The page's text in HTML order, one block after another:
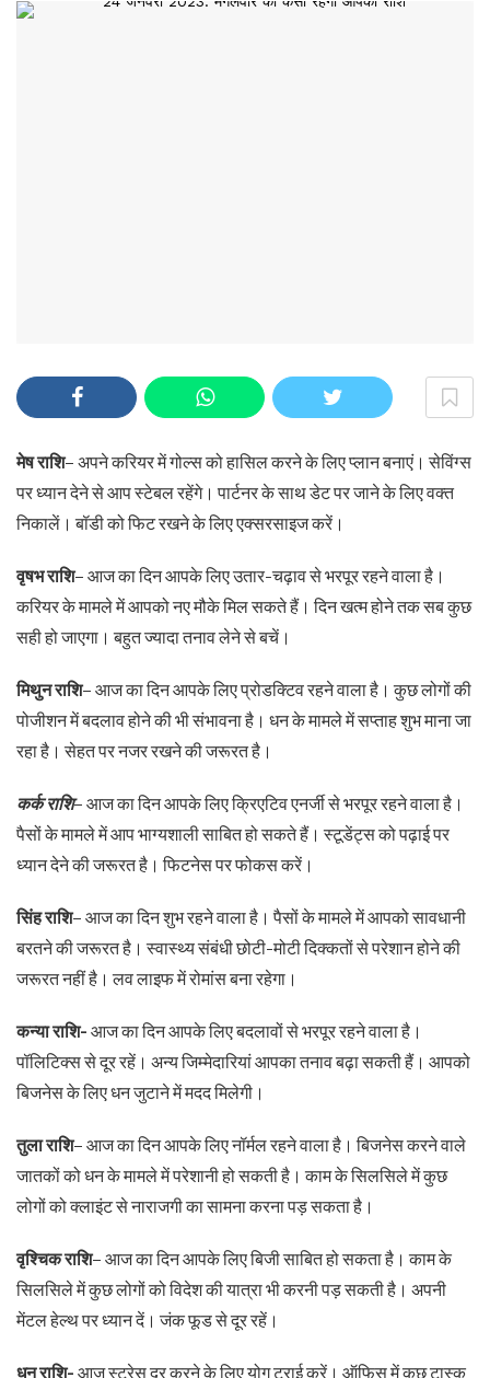
मेष राशि– अपने करियर में गोल्स को हासिल करने के लिए प्लान बनाएं। सेविंग्स
पर ध्यान देने से आप स्टेबल रहेंगे। पार्टनर के साथ डेट पर जाने के लिए वक्त
निकालें। बॉडी को फिट रखने के लिए एक्सरसाइज करें।
वृषभ राशि– आज का दिन आपके लिए उतार-चढ़ाव से भरपूर रहने वाला है।
करियर के मामले में आपको नए मौके मिल सकते हैं। दिन खत्म होने तक सब कुछ
सही हो जाएगा। बहुत ज्यादा तनाव लेने से बचें।
मिथुन राशि– आज का दिन आपके लिए प्रोडक्टिव रहने वाला है। कुछ लोगों की
पोजीशन में बदलाव होने की भी संभावना है। धन के मामले में सप्ताह शुभ माना जा
रहा है। सेहत पर नजर रखने की जरूरत है।
कर्क राशि– आज का दिन आपके लिए क्रिएटिव एनर्जी से भरपूर रहने वाला है।
पैसों के मामले में आप भाग्यशाली साबित हो सकते हैं। स्टूडेंट्स को पढ़ाई पर
ध्यान देने की जरूरत है। फिटनेस पर फोकस करें।
सिंह राशि– आज का दिन शुभ रहने वाला है। पैसों के मामले में आपको सावधानी
बरतने की जरूरत है। स्वास्थ्य संबंधी छोटी-मोटी दिक्कतों से परेशान होने की
जरूरत नहीं है। लव लाइफ में रोमांस बना रहेगा।
कन्या राशि- आज का दिन आपके लिए बदलावों से भरपूर रहने वाला है।
पॉलिटिक्स से दूर रहें। अन्य जिम्मेदारियां आपका तनाव बढ़ा सकती हैं। आपको
बिजनेस के लिए धन जुटाने में मदद मिलेगी।
तुला राशि– आज का दिन आपके लिए नॉर्मल रहने वाला है। बिजनेस करने वाले
जातकों को धन के मामले में परेशानी हो सकती है। काम के सिलसिले में कुछ
लोगों को क्लाइंट से नाराजगी का सामना करना पड़ सकता है।
वृश्चिक राशि– आज का दिन आपके लिए बिजी साबित हो सकता है। काम के
सिलसिले में कुछ लोगों को विदेश की यात्रा भी करनी पड़ सकती है। अपनी
मेंटल हेल्थ पर ध्यान दें। जंक फूड से दूर रहें।
धनु राशि- आज स्ट्रेस दूर करने के लिए योग ट्राई करें। ऑफिस में कुछ टास्क